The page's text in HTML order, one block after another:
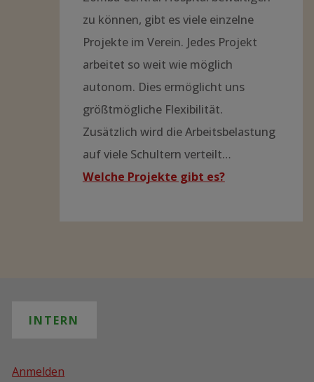
zu können, gibt es viele einzelne
Projekte im Verein. Jedes Projekt
arbeitet so weit wie möglich
autonom. Dies ermöglicht uns
größtmögliche Flexibilität.
Zusätzlich wird die Arbeitsbelastung
auf viele Schultern verteilt…
Welche Projekte gibt es?
INTERN
Anmelden